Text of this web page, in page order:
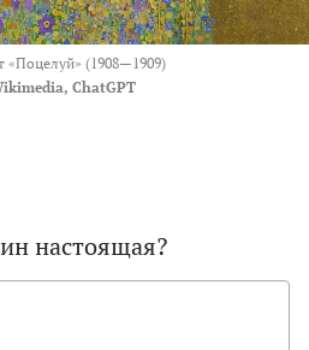
«Поцелуй» (1908—1909)
ChatGPT
настоящая?